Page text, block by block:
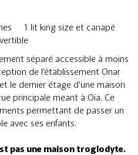
1 lit king size et canapé
séparé accessible à moins
de l’établissement Onar
le dernier étage d’une maison
principale meant à Oia. Ce
permettant de passer un
avec ses enfants.
pas une maison troglodyte.